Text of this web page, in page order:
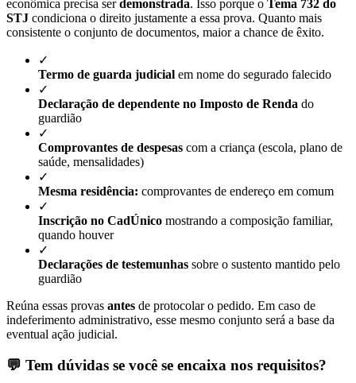
econômica precisa serdemonstrada. Isso porque o Tema 732 do
STJ condiciona o direito justamente a essa prova. Quanto mais
consistente o conjunto de documentos, maior a chance de êxito.
✓
Termo de guarda judicial em nome do segurado falecido
✓
Declaração de dependente no Imposto de Renda do
guardião
✓
Comprovantes de despesas com a criança (escola, plano de
saúde, mensalidades)
✓
Mesma residência: comprovantes de endereço em comum
✓
Inscrição no CadÚnico mostrando a composição familiar,
quando houver
✓
Declarações de testemunhas sobre o sustento mantido pelo
guardião
Reúna essas provas antes de protocolar o pedido. Em caso de
indeferimento administrativo, esse mesmo conjunto será a base da
eventual ação judicial.
💬 Tem dúvidas se você se encaixa nos requisitos?